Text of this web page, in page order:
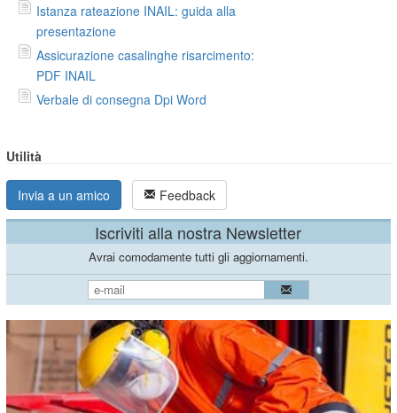
Istanza rateazione INAIL: guida alla
presentazione
Assicurazione casalinghe risarcimento:
PDF INAIL
Verbale di consegna Dpi Word
Utilità
Invia a un amico Feedback
Iscriviti alla nostra Newsletter
Avrai comodamente tutti gli aggiornamenti.